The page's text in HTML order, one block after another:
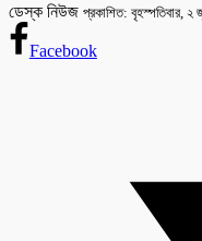
ডেস্ক নিউজ প্রকাশিত: বৃহস্পতিবার,
Facebook